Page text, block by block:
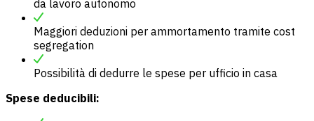
da lavoro autonomo
Maggiori deduzioni per ammortamento tramite cost
segregation
Possibilità di dedurre le spese per ufficio in casa
Spese deducibili: